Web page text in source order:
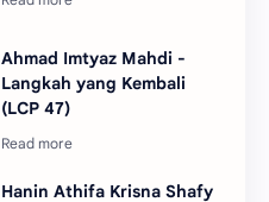
Ahmad Imtyaz Mahdi -
Langkah yang Kembali
(LCP 47)
Hanin Athifa Krisna Shafy